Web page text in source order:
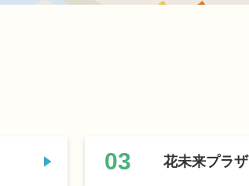
03 花未来プラザ